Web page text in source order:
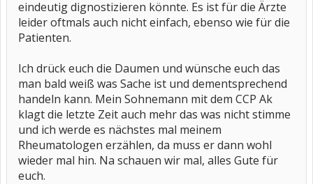
eindeutig dignostizieren könnte. Es ist für die Ärzte
leider oftmals auch nicht einfach, ebenso wie für die
Patienten.
Ich drück euch die Daumen und wünsche euch das
man bald weiß was Sache ist und dementsprechend
handeln kann. Mein Sohnemann mit dem CCP Ak
klagt die letzte Zeit auch mehr das was nicht stimme
und ich werde es nächstes mal meinem
Rheumatologen erzählen, da muss er dann wohl
wieder mal hin. Na schauen wir mal, alles Gute für
euch.